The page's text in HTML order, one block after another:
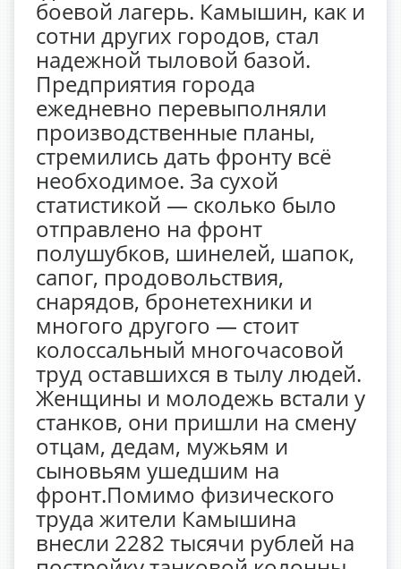
боевой лагерь. Камышин, как и
сотни других городов, стал
надежной тыловой базой.
Предприятия города
ежедневно перевыполняли
производственные планы,
стремились дать фронту всё
необходимое. За сухой
статистикой — сколько было
отправлено на фронт
полушубков, шинелей, шапок,
сапог, продовольствия,
снарядов, бронетехники и
многого другого — стоит
колоссальный многочасовой
труд оставшихся в тылу людей.
Женщины и молодежь встали у
станков, они пришли на смену
отцам, дедам, мужьям и
сыновьям ушедшим на
фронт.Помимо физического
труда жители Камышина
внесли 2282 тысячи рублей на